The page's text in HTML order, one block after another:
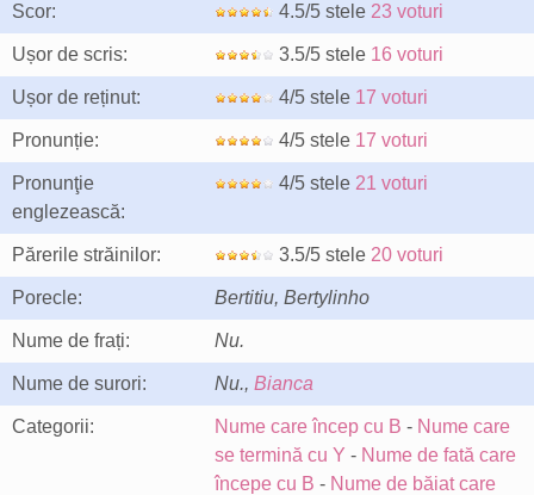
Scor: 4.5/5 stele 23 voturi
Ușor de scris: 3.5/5 stele 16 voturi
Ușor de reținut: 4/5 stele 17 voturi
Pronunție: 4/5 stele 17 voturi
Pronunţie
englezească:
4/5 stele 21 voturi
Părerile străinilor: 3.5/5 stele 20 voturi
Porecle: Bertitiu, Bertylinho
Nume de frați: Nu.
Nume de surori: Nu., Bianca
Categorii: Nume care încep cu B - Nume care
se termină cu Y - Nume de fată care
începe cu B - Nume de băiat care